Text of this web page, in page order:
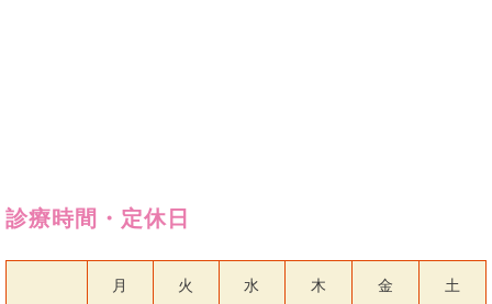
診療時間・定休日
月 火 水 木 金 土